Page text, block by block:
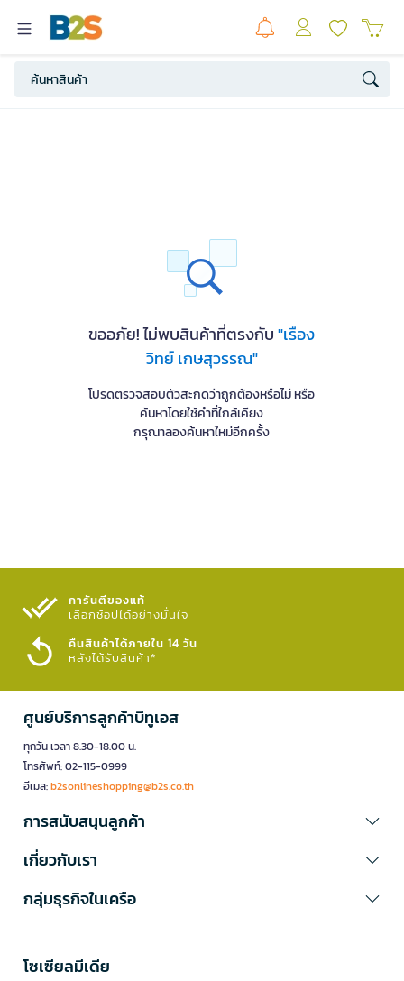
ขออภัย! ไม่พบสินค้าที่ตรงกับ"เรือง
วิทย์ เกษสุวรรณ"
โปรดตรวจสอบตัวสะกดว่าถูกต้องหรือไม่ หรือ
ค้นหาโดยใช้คำที่ใกล้เคียง
กรุณาลองค้นหาใหม่อีกครั้ง
การันตีของแท้
เลือกช้อปได้อย่างมั่นใจ​
คืนสินค้าได้ภายใน 14 วัน
หลังได้รับสินค้า*
ศูนย์บริการลูกค้าบีทูเอส
ทุกวัน เวลา 8.30-18.00 น.
โทรศัพท์: 02-115-0999
อีเมล:b2sonlineshopping@b2s.co.th
การสนับสนุนลูกค้า
เกี่ยวกับเรา
กลุ่มธุรกิจในเครือ
โซเซียลมีเดีย​